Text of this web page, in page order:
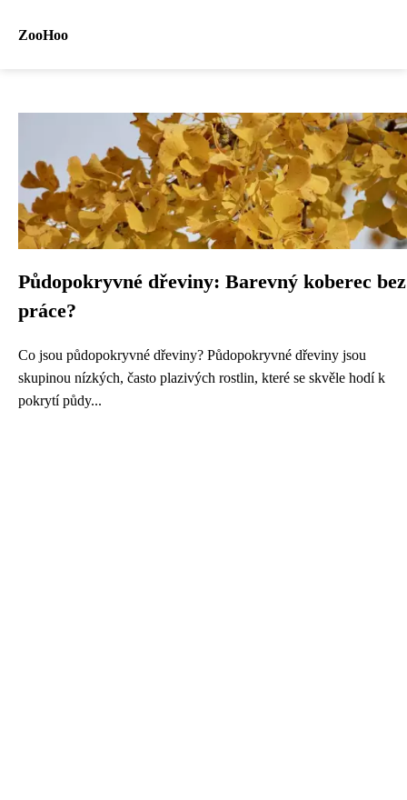
ZooHoo
Půdopokryvné dřeviny: Barevný koberec bez
práce?
Co jsou půdopokryvné dřeviny? Půdopokryvné dřeviny jsou
skupinou nízkých, často plazivých rostlin, které se skvěle hodí k
pokrytí půdy...